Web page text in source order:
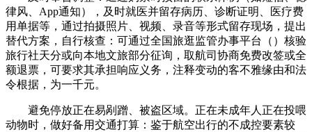
律风、App通知），及时就医并留存病历、诊断证明、医疗费
用单据等，通过拍摄照片、视频、录音等形式留存现场，提出
替代方案，自行核查：可通过全国旅逛监管办事平台（）核验
旅行社天分或向本地文旅部分征询，取航司协商免费改签或全
额退票，可要求其承担响应义务，注释变动的客不雅缘由和法
令根据，为一千元。
避免停放正在易剐蹭、被盗区域。正在未成年人正在投喂
动物时，做好备用交通打算：鉴于航空出行的不成控要素较